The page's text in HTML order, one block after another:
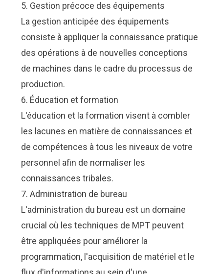
5. Gestion précoce des équipements
La gestion anticipée des équipements
consiste à appliquer la connaissance pratique
des opérations à de nouvelles conceptions
de machines dans le cadre du processus de
production.
6. Éducation et formation
L'éducation et la formation visent à combler
les lacunes en matière de connaissances et
de compétences à tous les niveaux de votre
personnel afin de normaliser les
connaissances tribales.
7. Administration de bureau
L'administration du bureau est un domaine
crucial où les techniques de MPT peuvent
être appliquées pour améliorer la
programmation, l'acquisition de matériel et le